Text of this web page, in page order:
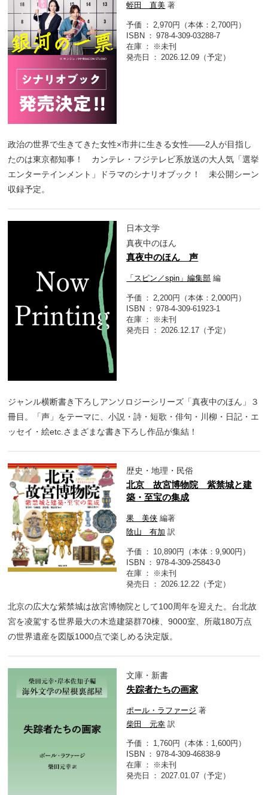
蛭田 直美 著
予価
2,970円（本体：2,700円）
ISBN
978-4-309-03288-7
在庫
※未刊
発売日
2026.12.09（予定）
政治の世界で生きてきた女性×市井に生きる女性――2人が目指し
たのは東京都知事！ カンテレ・フジテレビ系放送の大人気「選挙
エンターテインメント」ドラマのシナリオブック！ 未公開シーン
収録予定。
日本文学
真夜中のほん
真夜中のほん 声
「スピン／spin」編集部 編
予価
2,200円（本体：2,000円）
ISBN
978-4-309-61923-1
在庫
※未刊
発売日
2026.12.17（予定）
ジャンル横断書き下ろしアンソロジーシリーズ「真夜中のほん」３
冊目。「声」をテーマに、小説・詩・短歌・俳句・川柳・日記・エ
ッセイ・絵etc.さまざまな書き下ろし作品が集結！
歴史・地理・民俗
北京 故宮博物院 紫禁城と建
築・至宝の集成
果 美侠 編著
陰山 有加 訳
予価
10,890円（本体：9,900円）
ISBN
978-4-309-25843-0
在庫
※未刊
発売日
2026.12.22（予定）
北京の広大な紫禁城は故宮博物院として100周年を迎えた。台北故
宮を凌駕する世界最大の木造建築群70棟、9000室、所蔵180万点
の世界遺産を図版1000点で楽しめる決定版。
文庫・新書
失踪者たちの画家
ポール・ラファージ 著
柴田 元幸 訳
予価
1,760円（本体：1,600円）
ISBN
978-4-309-46838-9
在庫
※未刊
発売日
2027.01.07（予定）